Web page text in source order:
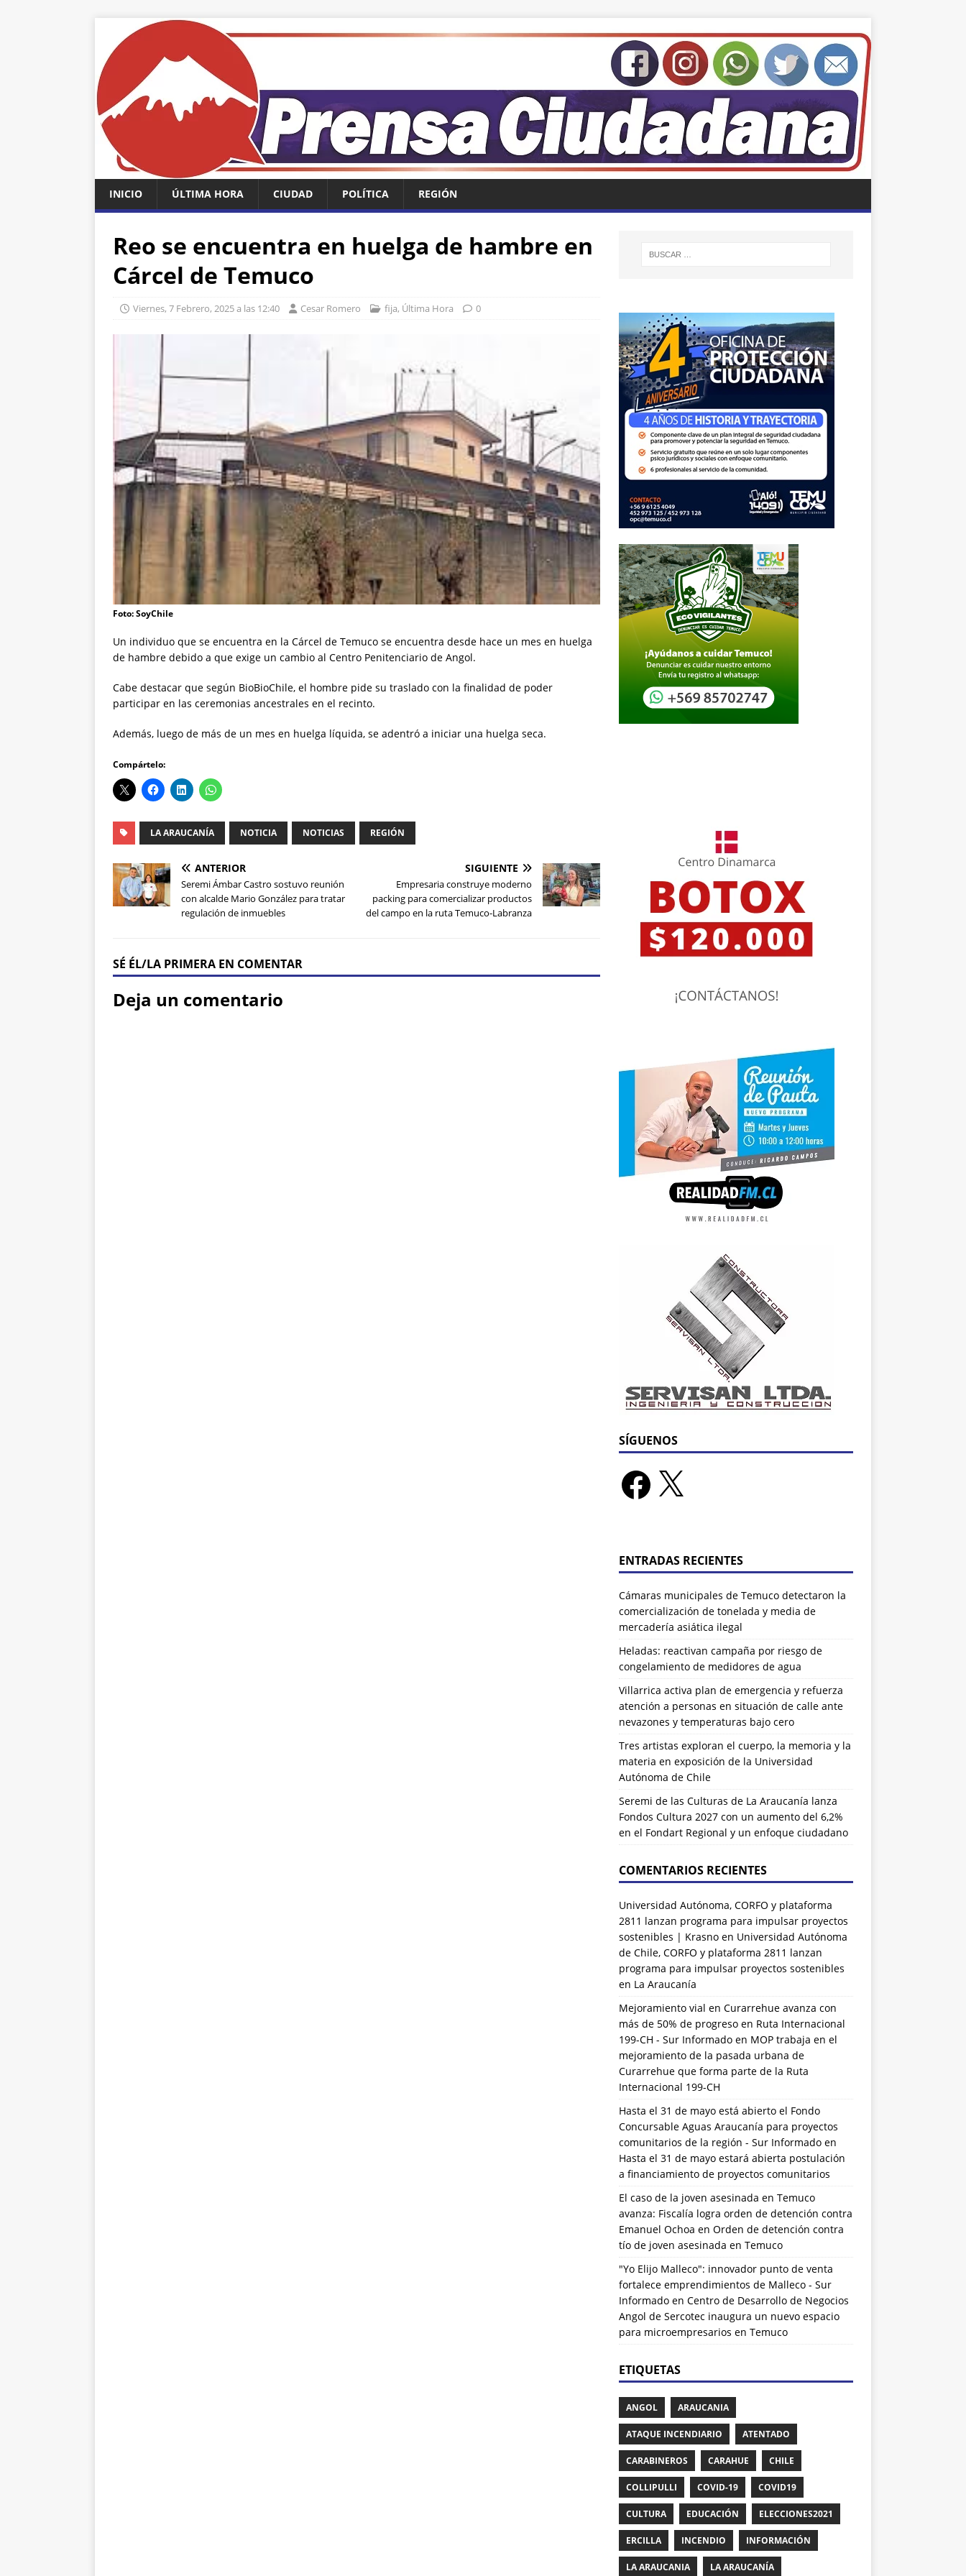
INICIO ÚLTIMA HORA CIUDAD POLÍTICA REGIÓN
Reo se encuentra en huelga de hambre en
Cárcel de Temuco
Viernes, 7 Febrero, 2025 a las 12:40 Cesar Romero fija, Última Hora 0
Foto: SoyChile
Un individuo que se encuentra en la Cárcel de Temuco se encuentra desde hace un mes en huelga
de hambre debido a que exige un cambio al Centro Penitenciario de Angol.
Cabe destacar que según BioBioChile, el hombre pide su traslado con la finalidad de poder
participar en las ceremonias ancestrales en el recinto.
Además, luego de más de un mes en huelga líquida, se adentró a iniciar una huelga seca.
Compártelo:
LA ARAUCANÍA NOTICIA NOTICIAS REGIÓN
ANTERIOR
Seremi Ámbar Castro sostuvo reunión
con alcalde Mario González para tratar
regulación de inmuebles
SIGUIENTE
Empresaria construye moderno
packing para comercializar productos
del campo en la ruta Temuco-Labranza
SÉ ÉL/LA PRIMERA EN COMENTAR
Deja un comentario
SÍGUENOS
ENTRADAS RECIENTES
Cámaras municipales de Temuco detectaron la
comercialización de tonelada y media de
mercadería asiática ilegal
Heladas: reactivan campaña por riesgo de
congelamiento de medidores de agua
Villarrica activa plan de emergencia y refuerza
atención a personas en situación de calle ante
nevazones y temperaturas bajo cero
Tres artistas exploran el cuerpo, la memoria y la
materia en exposición de la Universidad
Autónoma de Chile
Seremi de las Culturas de La Araucanía lanza
Fondos Cultura 2027 con un aumento del 6,2%
en el Fondart Regional y un enfoque ciudadano
COMENTARIOS RECIENTES
Universidad Autónoma, CORFO y plataforma
2811 lanzan programa para impulsar proyectos
sostenibles | Krasnoen Universidad Autónoma
de Chile, CORFO y plataforma 2811 lanzan
programa para impulsar proyectos sostenibles
en La Araucanía
Mejoramiento vial en Curarrehue avanza con
más de 50% de progreso en Ruta Internacional
199-CH - Sur Informadoen MOP trabaja en el
mejoramiento de la pasada urbana de
Curarrehue que forma parte de la Ruta
Internacional 199-CH
Hasta el 31 de mayo está abierto el Fondo
Concursable Aguas Araucanía para proyectos
comunitarios de la región - Sur Informadoen
Hasta el 31 de mayo estará abierta postulación
a financiamiento de proyectos comunitarios
El caso de la joven asesinada en Temuco
avanza: Fiscalía logra orden de detención contra
Emanuel Ochoa en Orden de detención contra
tío de joven asesinada en Temuco
"Yo Elijo Malleco": innovador punto de venta
fortalece emprendimientos de Malleco - Sur
Informadoen Centro de Desarrollo de Negocios
Angol de Sercotec inaugura un nuevo espacio
para microempresarios en Temuco
ETIQUETAS
ANGOL ARAUCANIA
ATAQUE INCENDIARIO ATENTADO
CARABINEROS CARAHUE CHILE
COLLIPULLI COVID-19 COVID19
CULTURA EDUCACIÓN ELECCIONES2021
ERCILLA INCENDIO INFORMACIÓN
LA ARAUCANIA LA ARAUCANÍA